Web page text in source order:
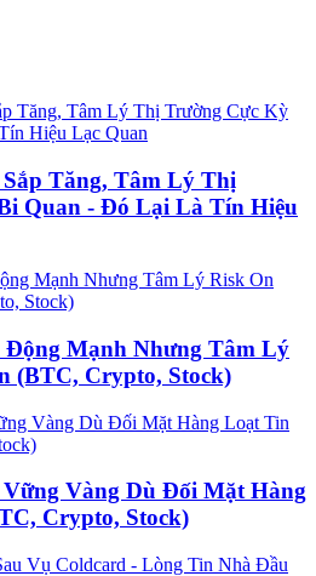
Tăng, Tâm Lý Thị
Quan - Đó Lại Là Tín Hiệu
Mạnh Nhưng Tâm Lý
(BTC, Crypto, Stock)
Vàng Dù Đối Mặt Hàng
Crypto, Stock)